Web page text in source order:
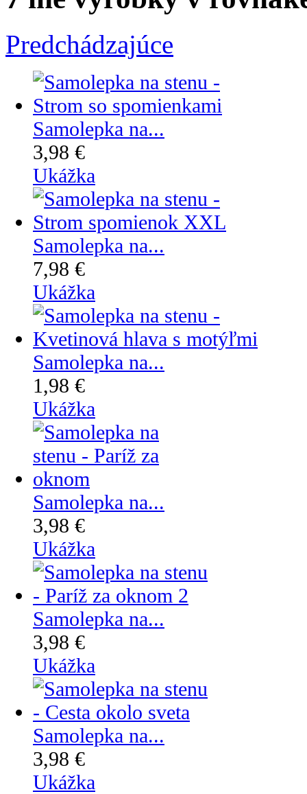
Predchádzajúce
Samolepka na...
3,98 €
Ukážka
Samolepka na...
7,98 €
Ukážka
Samolepka na...
1,98 €
Ukážka
Samolepka na...
3,98 €
Ukážka
Samolepka na...
3,98 €
Ukážka
Samolepka na...
3,98 €
Ukážka